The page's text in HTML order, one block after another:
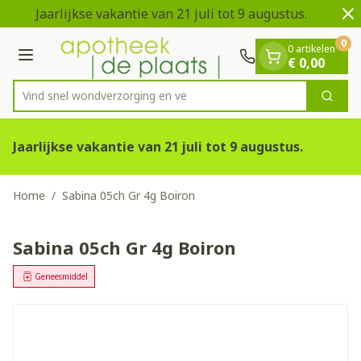
Ga naar de inhoud
1 van 2
Jaarlijkse vakantie van 21 juli tot 9 augustus.
Menu
Product, merk, categorie...
Vind snel wondverzorgin Zoek
0 artikelen
€ 0,00
0
Jaarlijkse vakantie van 21 juli tot 9 augustus.
Home / Sabina 05ch Gr 4g Boiron
Sabina 05ch Gr 4g Boiron
Geneesmiddel